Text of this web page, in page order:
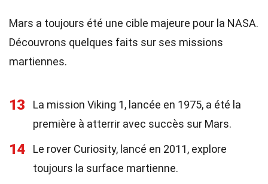
Mars a toujours été une cible majeure pour la NASA.
Découvrons quelques faits sur ses missions
martiennes.
13
La mission Viking 1, lancée en 1975, a été la
première à atterrir avec succès sur Mars.
14
Le rover Curiosity, lancé en 2011, explore
toujours la surface martienne.